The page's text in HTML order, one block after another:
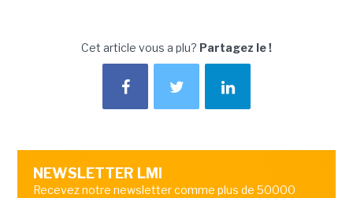
Cet article vous a plu? Partagez le !
NEWSLETTER LMI
Recevez notre newsletter comme plus de 50000